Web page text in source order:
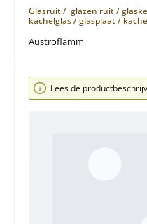
Glasruit / glazen ruit /
kachelglas / glasplaat /
Austroflamm
Afbeeldingengalerij
Lees de